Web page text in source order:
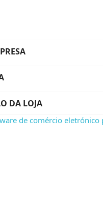
DA LOJA
de comércio eletrónico